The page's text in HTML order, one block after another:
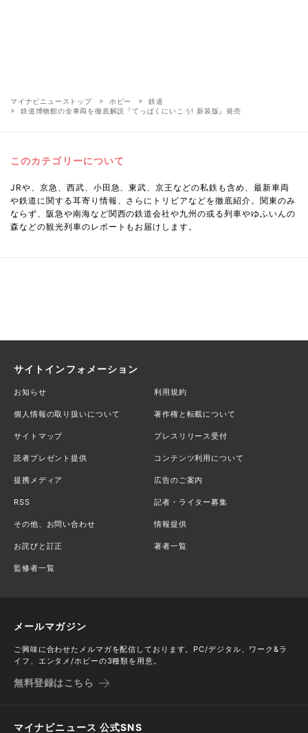
マイナビニューストップ ホビー
鉄道
鉄道博物館の全車両を徹底解説『てっぱくにいこう! 新装版』発売
このカテゴリーについて
JRや、京急、西武、小田急、東武、京王などの私鉄も含め、最新車両
や鉄道に関する耳寄り情報、さらにトリビアなどを徹底紹介。関東のみ
ならず、阪急や南海など関西の鉄道会社や九州の或る列車やゆふいんの
森などの観光列車のレポートもお届けします。
サイトインフォメーション
お知らせ 利用規約
個人情報の取り扱いについて 著作権と転載について
サイトマップ プレスリリース受付
読者プレゼント提供 コンテンツ利用について
提携メディア 広告のご案内
RSS 記者・ライター募集
その他、お問い合わせ 情報提供
お詫びと訂正 著者一覧
監修者一覧
メールマガジン
ご興味に合わせたメルマガを配信しております。PC/デジタル、ワーク&ラ
イフ、エンタメ/ホビーの3種類を用意。
無料登録はこちら
マイナビニュース 公式SNS